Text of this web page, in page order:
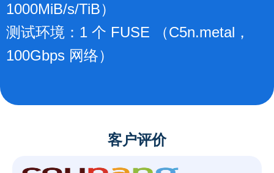
1000MiB/s/TiB）
测试环境：1 个 FUSE （C5n.metal，
100Gbps 网络）
客户评价